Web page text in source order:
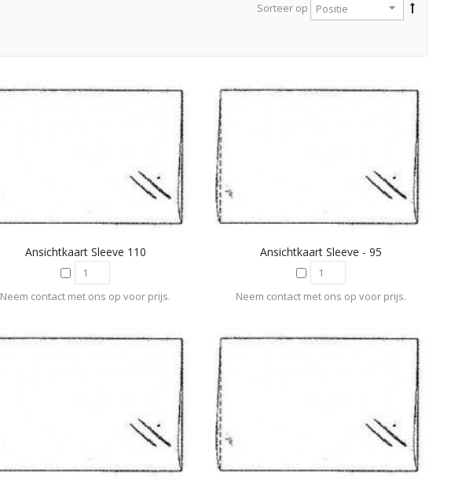
Sorteer op
Ansichtkaart Sleeve 110
Neem contact met ons op voor prijs.
Ansichtkaart Sleeve - 95
Neem contact met ons op voor prijs.